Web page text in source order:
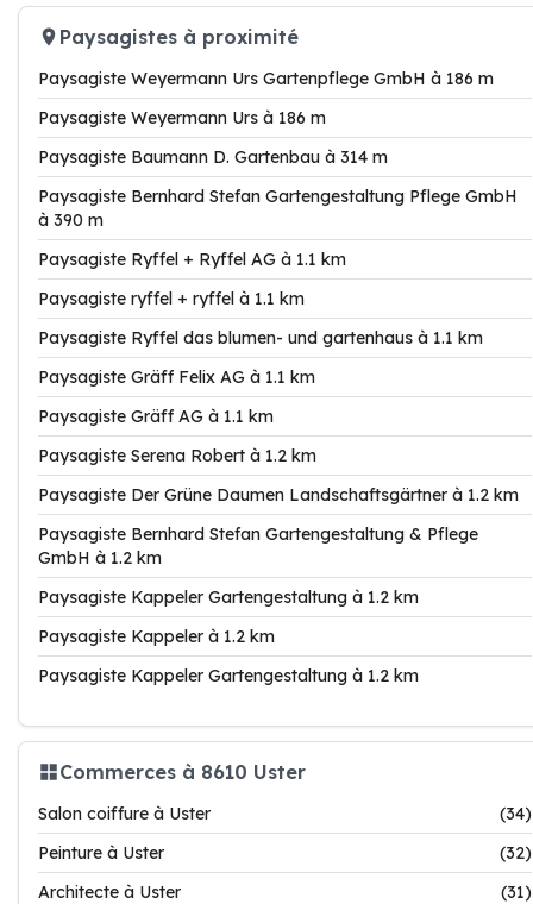
Paysagistes à proximité
Paysagiste Weyermann Urs Gartenpflege GmbH à 186 m
Paysagiste Weyermann Urs à 186 m
Paysagiste Baumann D. Gartenbau à 314 m
Paysagiste Bernhard Stefan Gartengestaltung Pflege GmbH
à 390 m
Paysagiste Ryffel + Ryffel AG à 1.1 km
Paysagiste ryffel + ryffel à 1.1 km
Paysagiste Ryffel das blumen- und gartenhaus à 1.1 km
Paysagiste Gräff Felix AG à 1.1 km
Paysagiste Gräff AG à 1.1 km
Paysagiste Serena Robert à 1.2 km
Paysagiste Der Grüne Daumen Landschaftsgärtner à 1.2 km
Paysagiste Bernhard Stefan Gartengestaltung & Pflege
GmbH à 1.2 km
Paysagiste Kappeler Gartengestaltung à 1.2 km
Paysagiste Kappeler à 1.2 km
Paysagiste Kappeler Gartengestaltung à 1.2 km
Commerces à 8610 Uster
Salon coiffure à Uster
(34)
Peinture à Uster
(32)
Architecte à Uster
(31)